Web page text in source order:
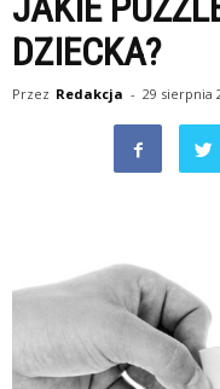
DZIECKA?
Przez Redakcja - 29 sierpnia